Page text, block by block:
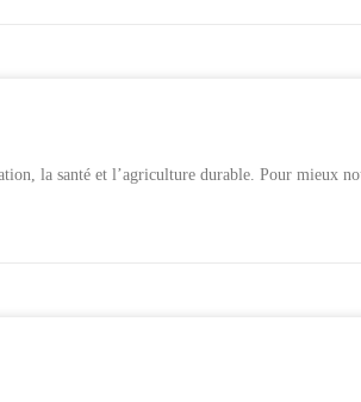
la santé et l’agriculture durable. Pour mieux